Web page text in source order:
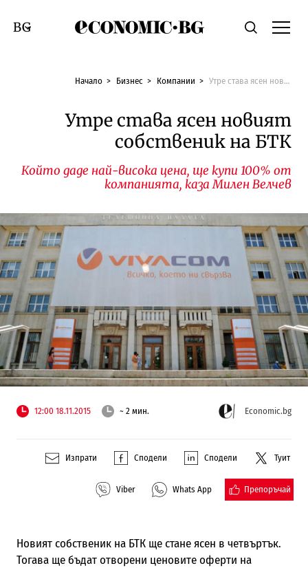
Economic.bgТърсене
Смяна на език
Начало Бизнес Компании Утре става ясен новият собственик на БТК
Утре става ясен новият
собственик на БТК
Който даде най-висока цена, ще купи 100% от
компанията, каза Милен Велчев
12:00 18.11.2015 ~ 2 мин. Economic.bg
Изпрати Сподели Сподели Туит
Viber Whats App Препоръчай
Новият собственик на БТК ще стане ясен в четвъртък.
Тогава ще бъдат отворени ценовите оферти на